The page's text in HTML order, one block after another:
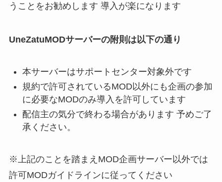
うことをお勧めします 導入が楽になります
UneZatuMODサーバーの附則は以下の通り
本サーバーはサポートセンター対象外です
規約で許可されているMOD以外にも企画の参加
に必要なMODのみ導入を許可しています
配信主の気分で終わる場合があります 予めご了
承ください。
※上記のことを踏まえMOD企画サーバー以外では
許可MODガイドラインに従ってください